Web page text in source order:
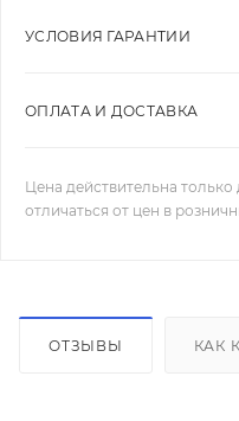
УСЛОВИЯ ГАРАНТИИ
ОПЛАТА И ДОСТАВКА
Цена действительна
отличаться от цен в
ОТЗЫВЫ КАК